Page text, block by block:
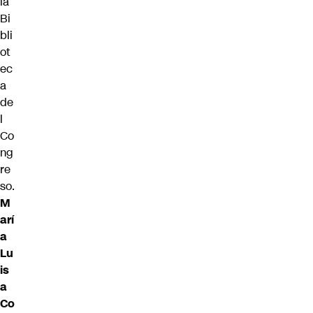
Bi
bli
ot
ec
a
de
l
Co
ng
re
so.
M
arí
a
Lu
is
a
Co